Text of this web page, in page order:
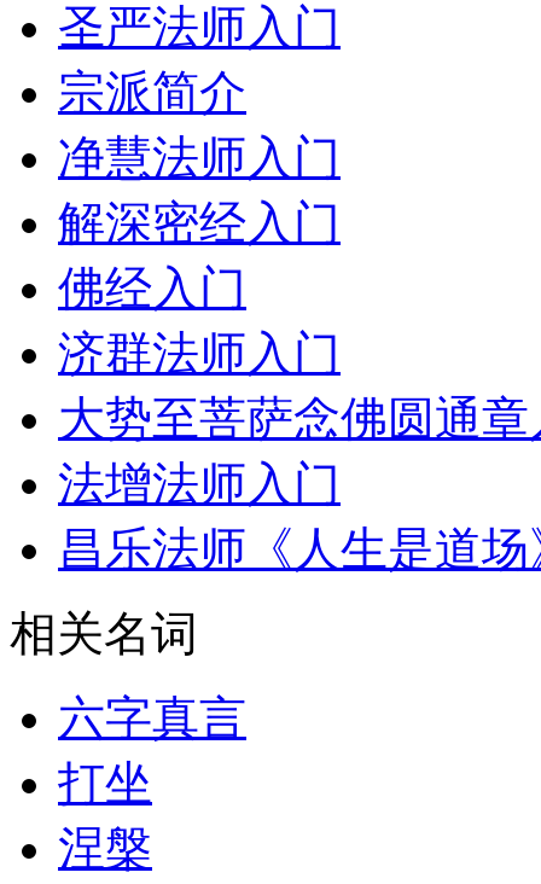
圣严法师入门
宗派简介
净慧法师入门
解深密经入门
佛经入门
济群法师入门
大势至菩萨念佛圆通章
法增法师入门
昌乐法师《人生是道场
相关名词
六字真言
打坐
涅槃